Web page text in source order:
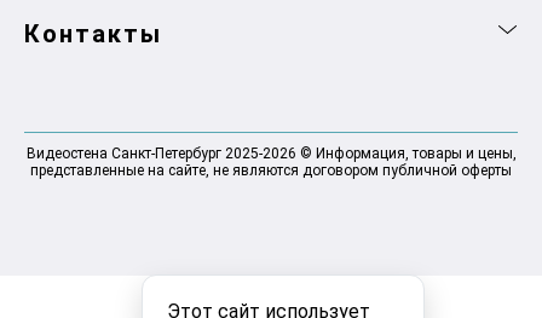
Этот сайт использует
Контакты
Видеостена Санкт-Петербург 2025-2026 © Информация, товары и цены,
представленные на сайте, не являются договором публичной оферты